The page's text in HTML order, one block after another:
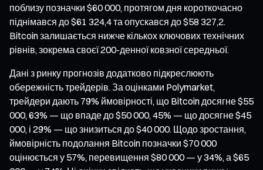
поблизу позначки $60 000, протягом дня короткочасно
піднімався до $61 324,4 та опускався до $58 327,2.
Bitcoin залишається нижче кількох ключових технічних
рівнів, зокрема своєї 200-денної ковзної середньої.
Дані з ринку прогнозів додатково підкреслюють
обережність трейдерів. За оцінками Polymarket,
трейдери дають 79% ймовірності, що Bitcoin досягне $55
000, 63% — що впаде до $50 000, 45% — що досягне $45
000, і 29% — що знизиться до $40 000. Щодо зростання,
ймовірність подолання Bitcoin позначки $70 000
оцінюється у 57%, перевищення $80 000 — у 34%, а $65